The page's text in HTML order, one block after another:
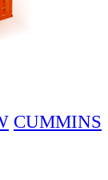
CUMMINS